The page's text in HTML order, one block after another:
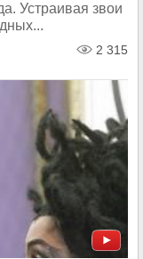
Устраивая звои
2 315